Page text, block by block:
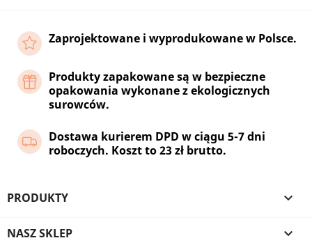
Zaprojektowane i wyprodukowane w Polsce.
Produkty zapakowane są w bezpieczne
opakowania wykonane z ekologicznych
surowców.
Dostawa kurierem DPD w ciągu 5-7 dni
roboczych. Koszt to 23 zł brutto.
PRODUKTY 
NASZ SKLEP 